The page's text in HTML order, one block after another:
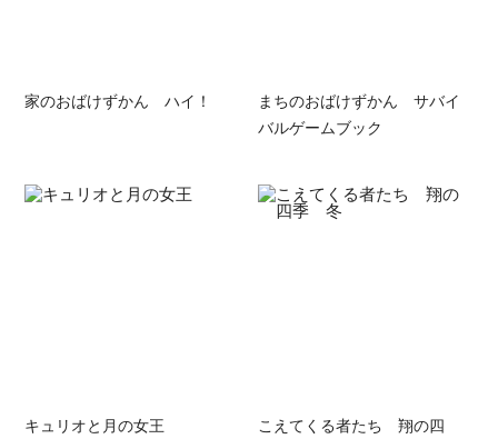
家のおばけずかん ハイ！
まちのおばけずかん サバイ
バルゲームブック
キュリオと月の女王
こえてくる者たち 翔の四